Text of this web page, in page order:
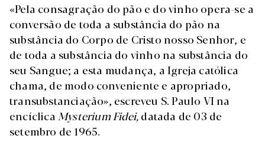
«Pela consagração do pão e do vinho opera-se a
conversão de toda a substância do pão na
substância do Corpo de Cristo nosso Senhor, e
de toda a substância do vinho na substância do
seu Sangue; a esta mudança, a Igreja católica
chama, de modo conveniente e apropriado,
transubstanciação», escreveu S. Paulo VI na
encíclica Mysterium Fidei,datada de 03 de
setembro de 1965.